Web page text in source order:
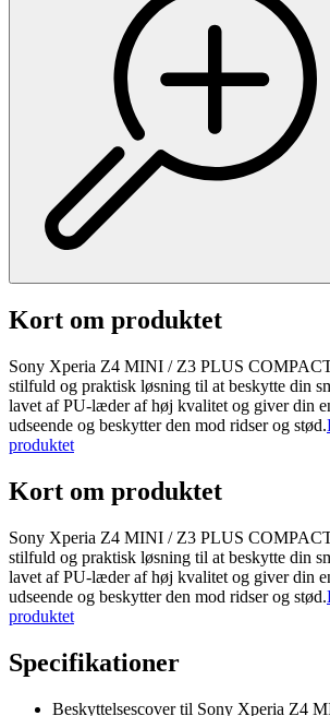
Kort om produktet
Sony Xperia Z4 MINI / Z3 PLUS
stilfuld og praktisk løsning til at beskytte din
lavet af PU-læder af høj kvalitet og giver din
udseende og beskytter den mod ridser og stød.
produktet
Kort om produktet
Sony Xperia Z4 MINI / Z3 PLUS
stilfuld og praktisk løsning til at beskytte din
lavet af PU-læder af høj kvalitet og giver din
udseende og beskytter den mod ridser og stød.
produktet
Specifikationer
Beskyttelsescover til Sony Xperia Z4